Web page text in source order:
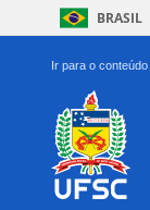
BRASIL
Ir para o conteúdo